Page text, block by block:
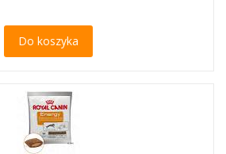
Do koszyka